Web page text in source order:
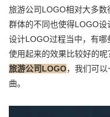
旅游公司LOGO相对大多
群体的不同也使得LOGO
设计LOGO过程当中，有
使用起来的效果比较好的
旅游公司LOGO，我们可
曲。